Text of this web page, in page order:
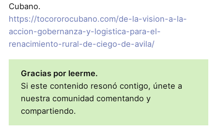
Cubano.
https://tocororocubano.com/de-la-vision-a-la-
accion-gobernanza-y-logistica-para-el-
renacimiento-rural-de-ciego-de-avila/
Gracias por leerme.
Si este contenido resonó contigo, únete a
nuestra comunidad comentando y
compartiendo.